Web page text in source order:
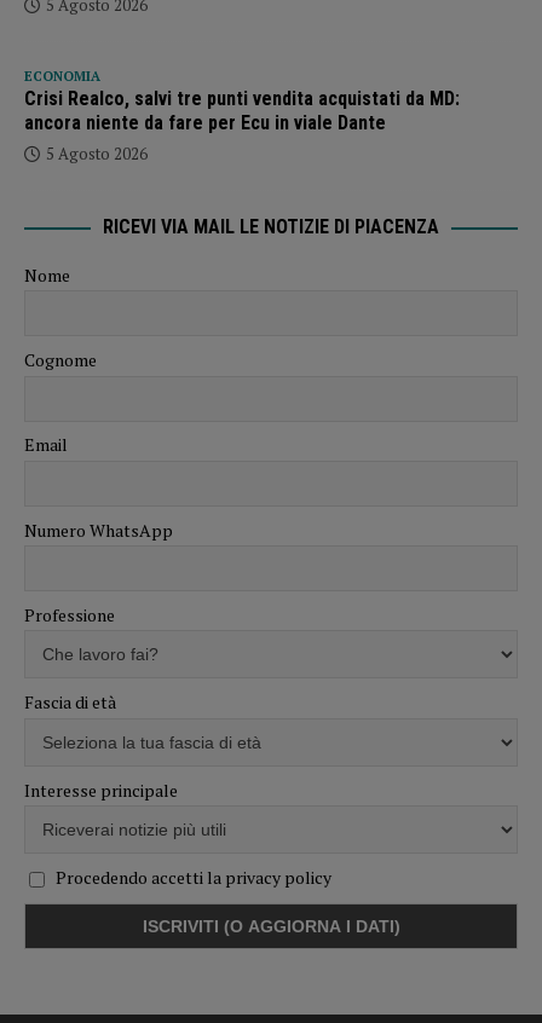
5 Agosto 2026
ECONOMIA
Crisi Realco, salvi tre punti vendita acquistati da MD:
ancora niente da fare per Ecu in viale Dante
5 Agosto 2026
RICEVI VIA MAIL LE NOTIZIE DI PIACENZA
Nome
Cognome
Email
Numero WhatsApp
Professione
Fascia di età
Interesse principale
Procedendo accetti la privacy policy